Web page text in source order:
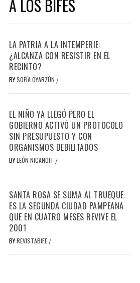
A LOS BIFES
LA PATRIA A LA INTEMPERIE:
¿ALCANZA CON RESISTIR EN EL
RECINTO?
BYSOFÍA OYARZÚN /
EL NIÑO YA LLEGÓ PERO EL
GOBIERNO ACTIVÓ UN PROTOCOLO
SIN PRESUPUESTO Y CON
ORGANISMOS DEBILITADOS
BYLEÓN NICANOFF /
SANTA ROSA SE SUMA AL TRUEQUE:
ES LA SEGUNDA CIUDAD PAMPEANA
QUE EN CUATRO MESES REVIVE EL
2001
BYREVISTABIFE /